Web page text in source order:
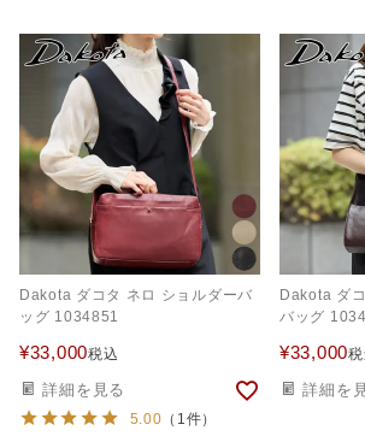
Dakota ダコタ ネロ ショルダーバ
ッグ 1034851
¥33,000税込
詳細を見る
5.00 （1件）
Dakota ダ
バッグ
¥33,000
詳細を